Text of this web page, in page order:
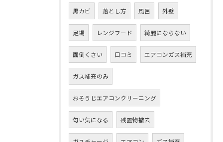
黒カビ 落とし方 風呂 外壁
足場 レンジフード 綺麗にならない
面倒くさい 口コミ エアコンガス補充
ガス補充のみ
おそうじエアコンクリーニング
匂い気になる 残置物撤去